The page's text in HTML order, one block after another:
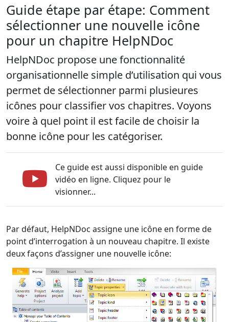
Guide étape par étape: Comment
sélectionner une nouvelle icône
pour un chapitre HelpNDoc
HelpNDoc propose une fonctionnalité
organisationnelle simple d’utilisation qui vous
permet de sélectionner parmi plusieures
icônes pour classifier vos chapitres. Voyons
voire à quel point il est facile de choisir la
bonne icône pour les catégoriser.
Ce guide est aussi disponible en guide
vidéo en ligne. Cliquez pour le
visionner...
Par défaut, HelpNDoc assigne une icône en forme de
point d’interrogation à un nouveau chapitre. Il existe
deux façons d’assigner une nouvelle icône: